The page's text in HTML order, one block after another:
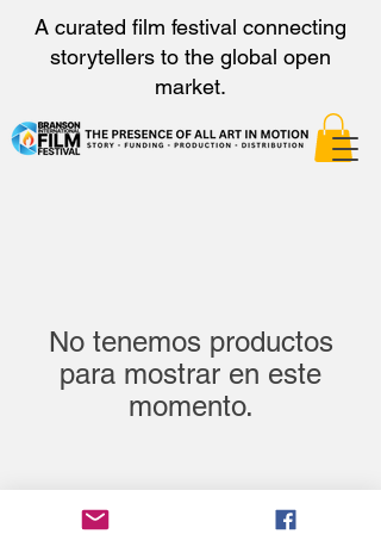
A curated film festival connecting
storytellers to the global open
market.
No tenemos productos
para mostrar en este
momento.